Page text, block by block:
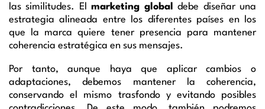
las similitudes. El marketing global
debe diseñar una
estrategia alineada entre los diferentes países en los
que la marca quiere tener presencia para mantener
coherencia estratégica en sus mensajes.
Por tanto, aunque haya que aplicar cambios o
adaptaciones, debemos mantener la coherencia,
conservando el mismo trasfondo y evitando posibles